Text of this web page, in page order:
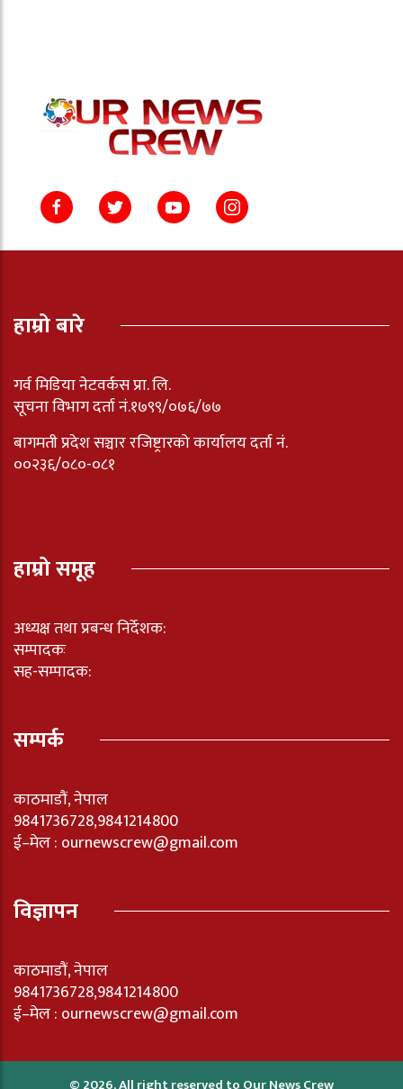
हाम्रो बारे
गर्व मिडिया नेटवर्कस प्रा. लि.
सूचना विभाग दर्ता नं.१७९९/०७६/७७
बागमती प्रदेश सञ्चार रजिष्ट्रारको कार्यालय दर्ता नंं.
००२३६/०८०-०८१
हाम्रो समूह
अध्यक्ष तथा प्रबन्ध निर्देशक:
सम्पादकः
सह-सम्पादक:
सम्पर्क
काठमाडौं, नेपाल
9841736728,9841214800
ई–मेल : ournewscrew@gmail.com
विज्ञापन
काठमाडौं, नेपाल
9841736728,9841214800
ई–मेल : ournewscrew@gmail.com